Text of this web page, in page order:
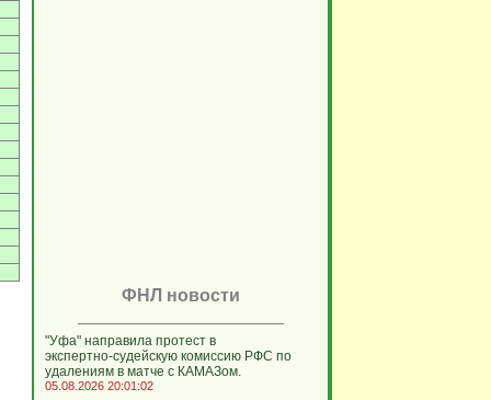
ФНЛ новости
"Уфа" направила протест в
экспертно‑судейскую комиссию РФС по
удалениям в матче с КАМАЗом.
05.08.2026 20:01:02